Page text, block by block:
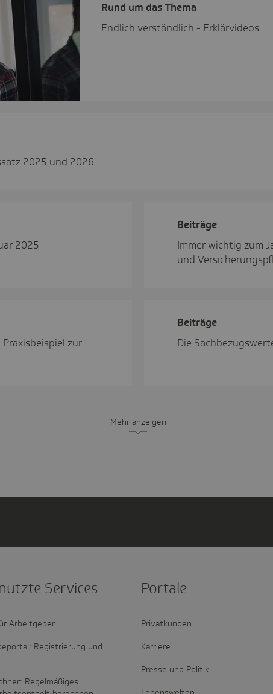
Rund um das Thema
Endlich verständlich - Erklärvideos
2025 und 2026
2025
Beiträge
Immer wichtig zum
und
zur
Beiträge
Die
Mehr anzeigen
Services
Arbeitgeber
Registrierung und
Regelmäßiges
Portale
Privatkunden
Karriere
Presse und Politik